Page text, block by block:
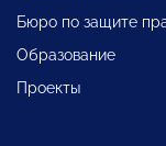
Бюро по защите
Образование
Проекты